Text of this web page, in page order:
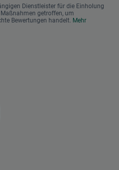
Dienstleister für die Einholung
getroffen, um
Bewertungen handelt. Mehr